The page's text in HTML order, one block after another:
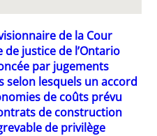
de la Cour
justice de l’Ontario
par jugements
selon lesquels un accord
de coûts prévu
de construction
de privilège